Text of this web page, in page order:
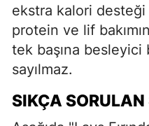
ekstra kalori
protein ve lif
tek başına besleyici
sayılmaz.
SIKÇA SORULAN